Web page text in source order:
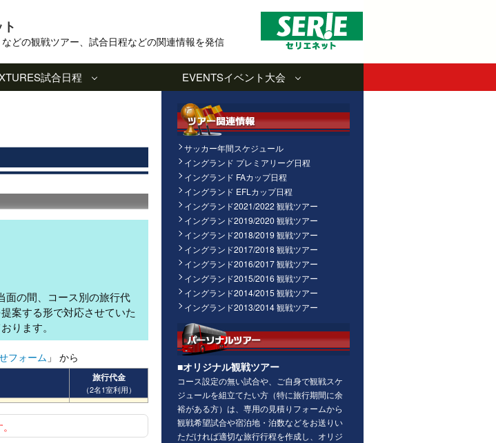
どの観戦ツアー、試合日程などの関連情報を発信
試合日程 EVENTSイベント大会
面の間、コース別の旅行代
案する形で対応させていた
ります。
フォーム 」 から
旅行代金
（2名1室利用）
サッカー年間スケジュール
イングランド プレミアリーグ日程
イングランド FAカップ日程
イングランド EFLカップ日程
イングランド2021/2022 観戦ツアー
イングランド2019/2020 観戦ツアー
イングランド2018/2019 観戦ツアー
イングランド2017/2018 観戦ツアー
イングランド2016/2017 観戦ツアー
イングランド2015/2016 観戦ツアー
イングランド2014/2015 観戦ツアー
イングランド2013/2014 観戦ツアー
■オリジナル観戦ツアー
コース設定の無い試合や、ご自身で観戦スケ
ジュールを組立てたい方（特に旅行期間に余
裕がある方）は、専用の見積りフォームから
観戦希望試合や宿泊地・泊数などをお送りい
ただければ適切な旅行行程を作成し、オリジ